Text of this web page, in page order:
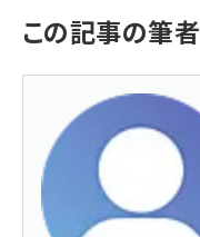
この記事の筆者